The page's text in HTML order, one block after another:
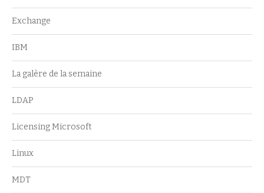
Exchange
IBM
La galère de la semaine
LDAP
Licensing Microsoft
Linux
MDT